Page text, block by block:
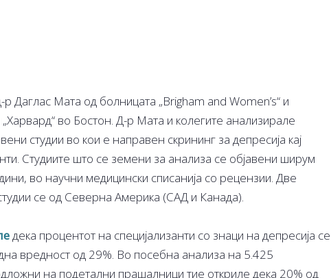
р Даглас Мата од болницата „Brigham and Women’s“ и
во Бостон. Д-р Мата и колегите анализирале
студии во кои е направен скрининг за депресија кај
Студиите што се земени за анализа се објавени ширум
во научни медицински списанија со рецензии. Две
се од Северна Америка (САД и Канада).
дека процентот на специјализанти со знаци на депресија се
вредност од 29%. Во посебна анализа на 5.425
на подетални прашалници тие откриле дека 20% од